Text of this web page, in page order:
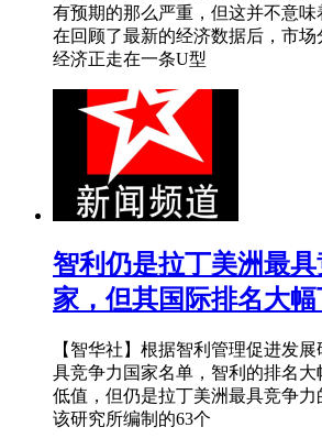
有预期的那么严重，但这并不意味
在回顾了最新的经济数据后，市场
经济正走在一条U型
智利仍是拉丁美洲最具
家，但其国际排名大
【智华社】根据智利管理促进发
具竞争力国家名单，智利的排名
低值，但仍是拉丁美洲最具竞争
该研究所编制的63个